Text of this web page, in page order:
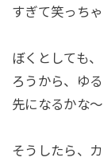
すぎて笑っち
ぼくとしても
ろうから、ゆ
先になるかな
そうしたら、